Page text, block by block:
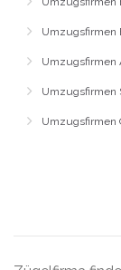
Umzugsfirmen
Umzugsfirmen
Umzugsfirmen
Umzugsfirmen